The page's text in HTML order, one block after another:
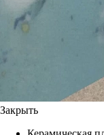
Закрыть